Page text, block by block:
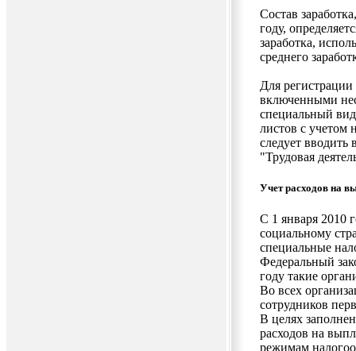
Состав
году,
заработка,
среднего
Для
включенными
специальный
листов с учетом
следует
"Трудовая
Учет расходов на
С 1 января 2010
социальному
специальные
Федеральный
году такие
Во всех
сотрудников
В целях
расходов на
режимам